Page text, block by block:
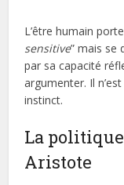
L’être humain porte
sensitive” mais se
par sa capacité
argumenter. Il
instinct.
La
Aristote